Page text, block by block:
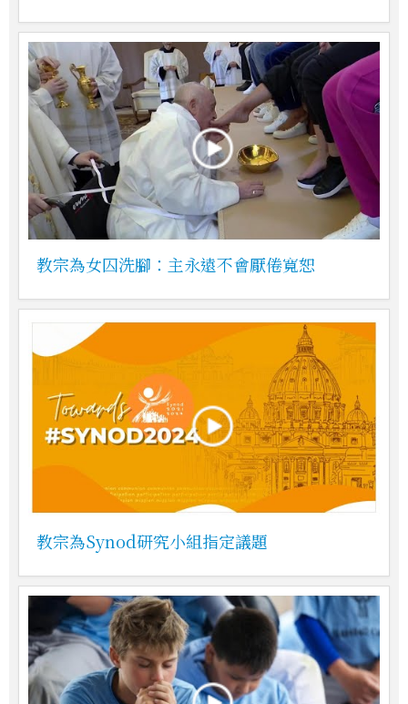
教宗為女囚洗腳：主永遠不會厭倦寬恕
教宗為Synod研究小組指定議題